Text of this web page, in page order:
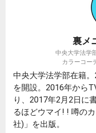
裏メ
中央大学法学
カラーコー
中央大学法学部在籍
を開設。2016年から
り、2017年2月2日に
るほどウマイ! ! 噂の
社)」を出版。